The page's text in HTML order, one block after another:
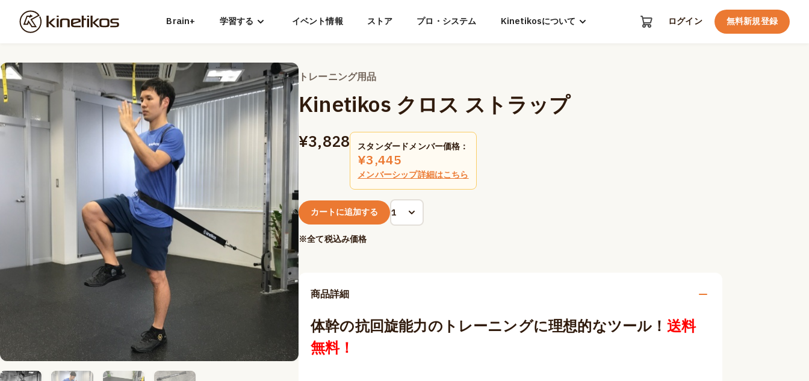
Brain+ 学習する イベント情報 ストア プロ・システム Kinetikosについて ログイン 無料新規登録
トレーニング用品
Kinetikos クロス ストラップ
¥3,828 スタンダードメンバー価格：
¥3,445
メンバーシップ詳細はこちら
カートに追加する
※全て税込み価格
商品詳細
体幹の抗回旋能力のトレーニングに理想的なツール！ 送料
無料！